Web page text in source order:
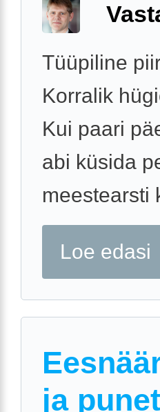
Tüüpiline
Korralik
Kui paari
abi küsida
meestearsti
Loe edasi
ja